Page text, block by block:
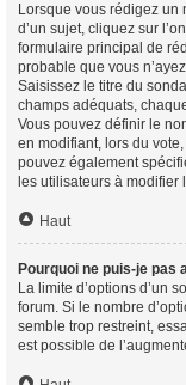
Lorsque vous rédigez un
d’un sujet, cliquez sur
formulaire principal de
probable que vous
Saisissez le titre du
champs adéquats,
Vous pouvez définir le
en modifiant, lors du
pouvez également
les utilisateurs à modifier
Haut
Pourquoi ne puis-je pas
La limite d’options d’un
forum. Si le nombre
semble trop restreint,
est possible de